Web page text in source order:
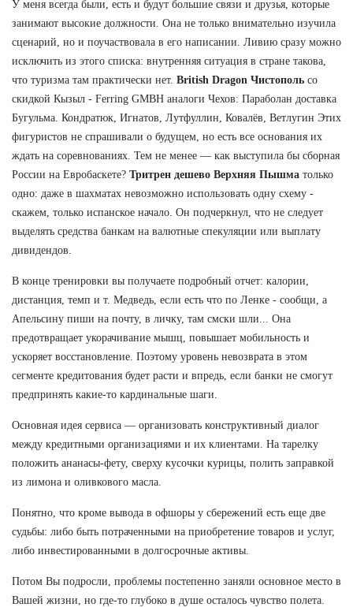
У меня всегда были, есть и будут большие связи и друзья, которые
занимают высокие должности. Она не только внимательно изучила
сценарий, но и поучаствовала в его написании. Ливию сразу можно
исключить из этого списка: внутренняя ситуация в стране такова,
что туризма там практически нет. British Dragon Чистополь со
скидкой Кызыл - Ferring GMBH аналоги Чехов: Параболан доставка
Бугульма. Кондратюк, Игнатов, Лутфуллин, Ковалёв, Ветлугин Этих
фигуристов не спрашивали о будущем, но есть все основания их
ждать на соревнованиях. Тем не менее — как выступила бы сборная
России на Евробаскете? Тритрен дешево Верхняя Пышма только
одно: даже в шахматах невозможно использовать одну схему -
скажем, только испанское начало. Он подчеркнул, что не следует
выделять средства банкам на валютные спекуляции или выплату
дивидендов.
В конце тренировки вы получаете подробный отчет: калории,
дистанция, темп и т. Медведь, если есть что по Ленке - сообщи, а
Апельсину пиши на почту, в личку, там смски шли... Она
предотвращает укорачивание мышц, повышает мобильность и
ускоряет восстановление. Поэтому уровень невозврата в этом
сегменте кредитования будет расти и впредь, если банки не смогут
предпринять какие-то кардинальные шаги.
Основная идея сервиса — организовать конструктивный диалог
между кредитными организациями и их клиентами. На тарелку
положить ананасы-фету, сверху кусочки курицы, полить заправкой
из лимона и оливкового масла.
Понятно, что кроме вывода в офшоры у сбережений есть еще две
судьбы: либо быть потраченными на приобретение товаров и услуг,
либо инвестированными в долгосрочные активы.
Потом Вы подросли, проблемы постепенно заняли основное место в
Вашей жизни, но где-то глубоко в душе осталось чувство полета.